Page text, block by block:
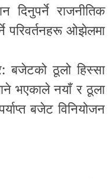
दिनुपर्ने राजनीतिक
परिवर्तनहरू ओझेलमा
बजेटको ठूलो हिस्सा
भएकाले नयाँ र ठूला
बजेट विनियोजन